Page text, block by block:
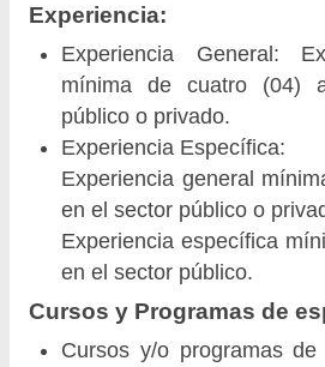
Experiencia:
Experiencia General:
mínima de cuatro (04)
público o privado.
Experiencia Específica:
Experiencia general
en el sector público o
Experiencia específica
en el sector público.
Cursos y Programas de
Cursos y/o programas de